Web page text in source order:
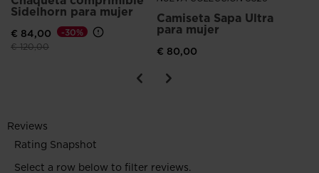
Sidelhorn para mujer
€ 84,00
Precio reducido de
€ 120,00a
-30%
Camiseta Sapa Ultra
para mujer
€ 80,00